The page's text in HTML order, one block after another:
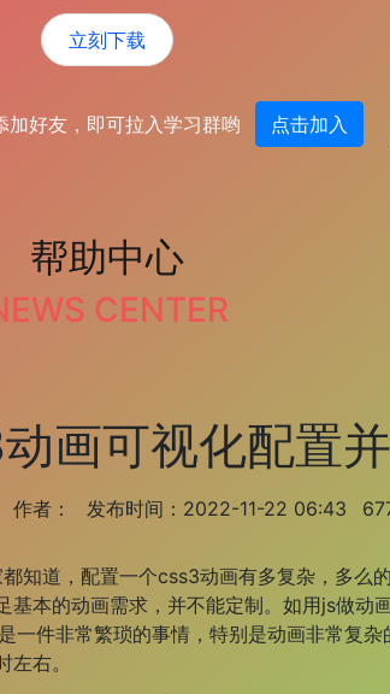
立刻下载
好友，即可拉入学习群哟
点击加入
帮助中心
CENTER
画可视化配置
作者： 发布时间：2022-11-22 06:43
道，配置一个css3动画有多复杂，多么
基本的动画需求，并不能定制。如用js做动
一件非常繁琐的事情，特别是动画非常复
右。